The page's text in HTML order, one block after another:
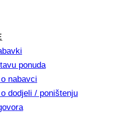
ponuda
nabavci
dodjeli / poništenju